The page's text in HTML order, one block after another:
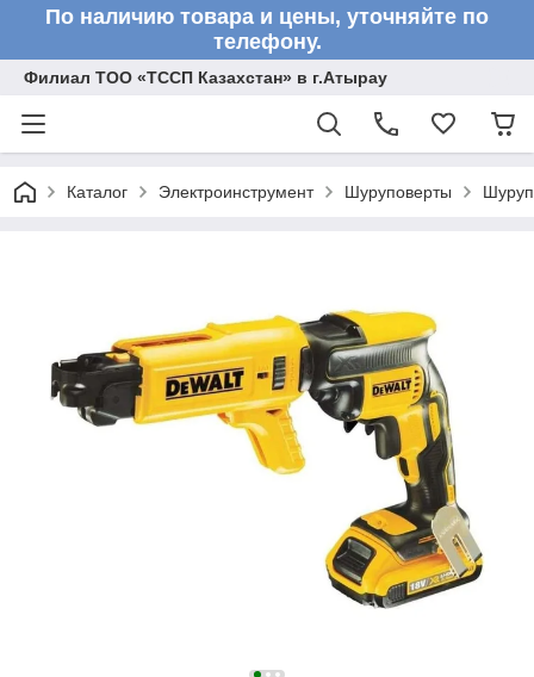
По наличию товара и цены, уточняйте по
телефону.
Филиал ТОО «ТССП Казахстан» в г.Атырау
Каталог Электроинструмент Шуруповерты